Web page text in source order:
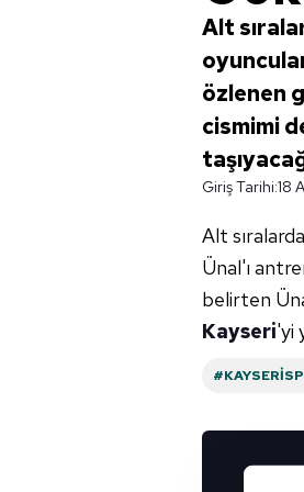
Alt
özlenen
cismimi
Giriş Tarihi:18
Alt
Ünal'ı
belirten
Kayseri'yi